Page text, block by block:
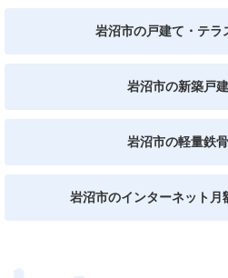
岩沼市の戸建て・テラ
岩沼市の新築戸
岩沼市の軽量鉄
岩沼市のインターネット月